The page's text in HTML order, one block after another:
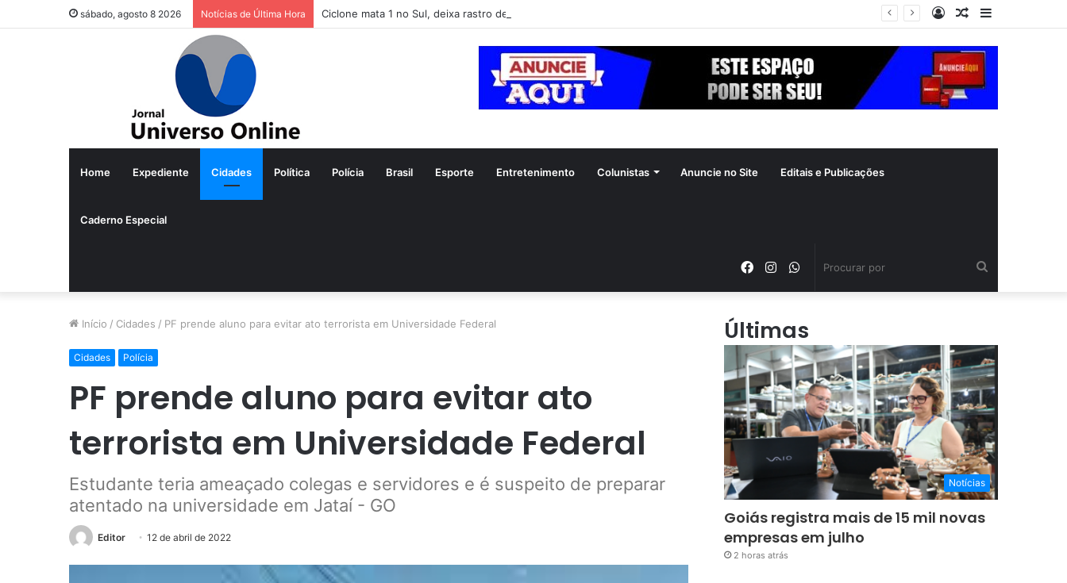
sábado, agosto 8 2026 Notícias de Última Hora Ciclone mata 1 no Sul, deixa rastro de destruição e coloca 11 estados em alerta
Barra
Artigo
Entrar
Home Expediente Cidades Política Polícia Brasil Esporte Entretenimento Colunistas Anuncie no Site Editais e Publicações
Caderno Especial
WhatsApp
Instagram
Facebook
Início / Cidades / PF prende aluno para evitar ato terrorista em Universidade Federal
Cidades Polícia
PF prende aluno para evitar ato
terrorista em Universidade Federal
Estudante teria ameaçado colegas e servidores e é suspeito de preparar
atentado na universidade em Jataí - GO
Editor 12 de abril de 2022
Últimas
Notícias
Goiás registra mais de 15 mil novas
empresas em julho
2 horas atrás